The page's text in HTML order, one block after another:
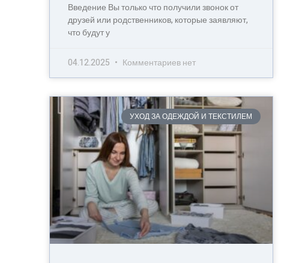
Введение Вы только что получили звонок от
друзей или родственников, которые заявляют,
что будут у
04.12.2025 Комментариев нет
УХОД ЗА ОДЕЖДОЙ И ТЕКСТИЛЕМ